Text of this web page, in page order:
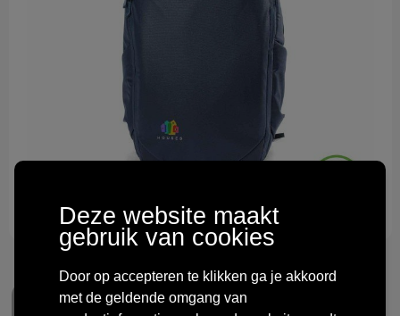
Technologie & gadgets
Themageschenken
Deze website maakt
gebruik van cookies
Door op accepteren te klikken ga je akkoord
met de geldende omgang van